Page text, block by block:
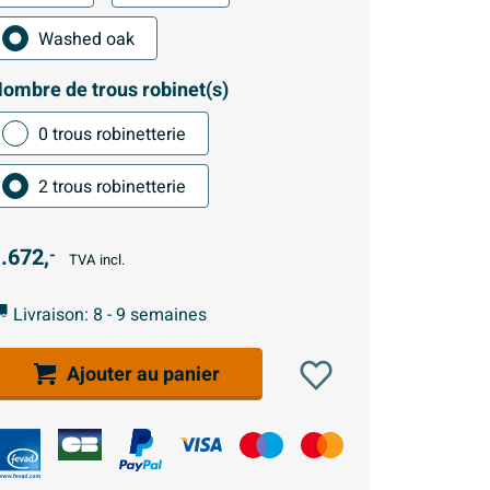
Washed oak
de trous robinet(s)
0 trous robinetterie
2 trous robinetterie
- TVA incl.
Livraison: 8 - 9 semaines
Ajouter au panier